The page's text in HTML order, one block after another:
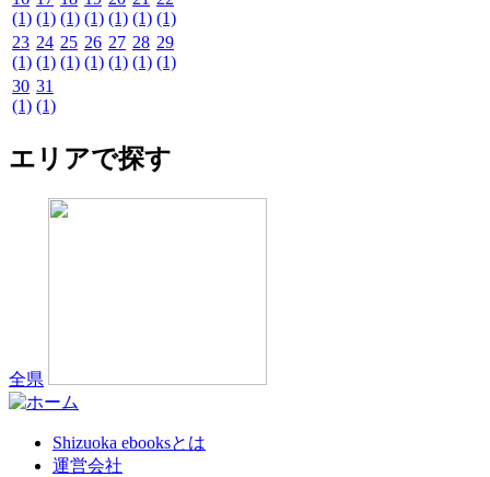
(1) (1) (1) (1) (1) (1) (1)
23
(1)
24
(1)
25
(1)
26
(1)
27
(1)
28
(1)
29
(1)
30
(1)
31
(1)
エリアで探す
全県
Shizuoka ebooksとは
運営会社